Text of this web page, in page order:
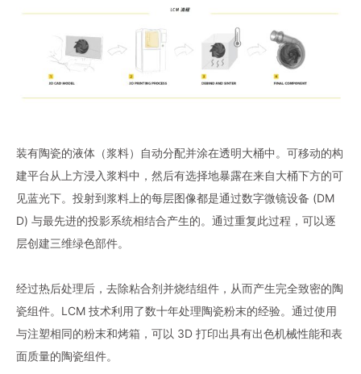
装有陶瓷的液体（浆料）自动分配并涂在透明大桶中。可移动的构
建平台从上方浸入浆料中，然后有选择地暴露在来自大桶下方的可
见蓝光下。投射到浆料上的每层图像都是通过数字微镜设备 (DM
D) 与最先进的投影系统相结合产生的。通过重复此过程，可以逐
层创建三维绿色部件。
经过热后处理后，去除粘合剂并烧结组件，从而产生完全致密的陶
瓷组件。LCM 技术利用了数十年处理陶瓷粉末的经验。通过使用
与注塑相同的粉末和烤箱，可以 3D 打印出具有出色机械性能和表
面质量的陶瓷组件。